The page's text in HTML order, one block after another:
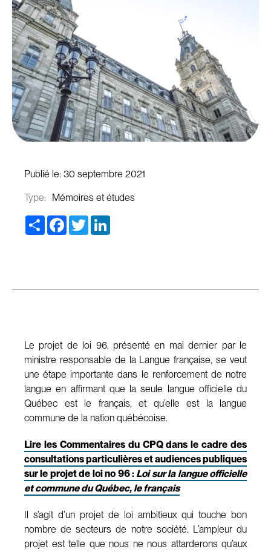
Publié le: 30 septembre 2021
Type:
Mémoires et études
Share Facebook
Twitter
Le projet de loi 96, présenté en mai dernier par le
ministre responsable de la Langue française, se veut
une étape importante dans le renforcement de notre
langue en affirmant que la seule langue officielle du
Québec est le français, et qu’elle est la langue
commune de la nation québécoise.
Lire les Commentaires du CPQ dans le cadre des
consultations particulières et audiences publiques
sur le projet de loi no 96 : Loi sur la langue officielle
et commune du Québec, le français
Il s’agit d’un projet de loi ambitieux qui touche bon
nombre de secteurs de notre société. L’ampleur du
projet est telle que nous ne nous attarderons qu’aux